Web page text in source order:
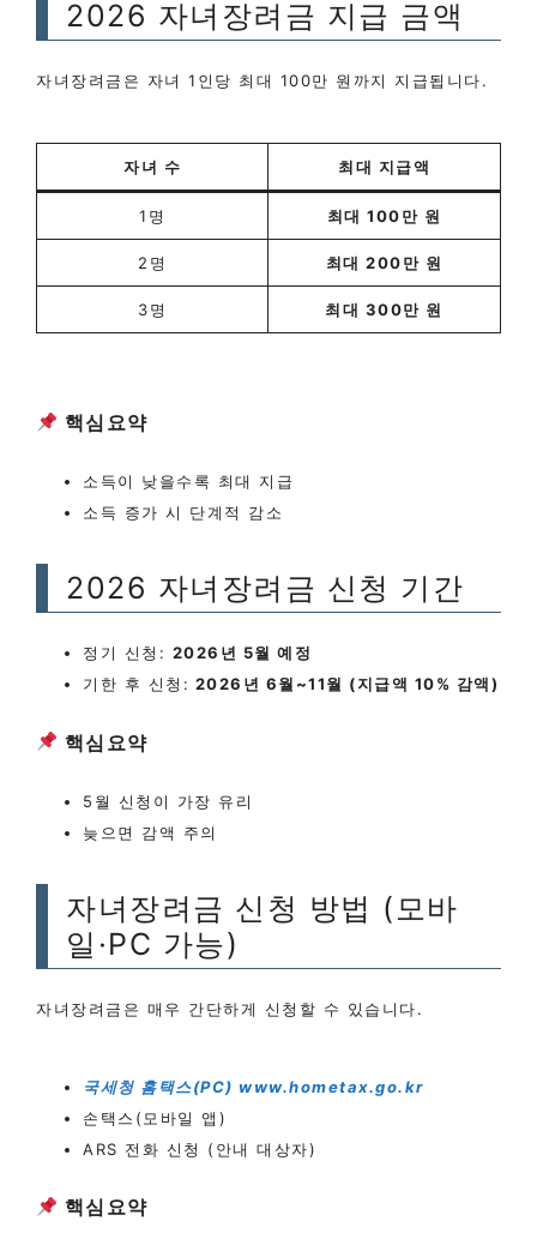
2026 자녀장려금 지급 금액
자녀장려금은 자녀 1인당 최대 100만 원까지 지급됩니다.
자녀 수 최대 지급액
1명 최대 100만 원
2명 최대 200만 원
3명 최대 300만 원
핵심요약
소득이 낮을수록 최대 지급
소득 증가 시 단계적 감소
2026 자녀장려금 신청 기간
정기 신청: 2026년 5월 예정
기한 후 신청: 2026년 6월~11월 (지급액 10% 감액)
핵심요약
5월 신청이 가장 유리
늦으면 감액 주의
자녀장려금 신청 방법 (모바
일·PC 가능)
자녀장려금은 매우 간단하게 신청할 수 있습니다.
국세청 홈택스(PC) www.hometax.go.kr
손택스(모바일 앱)
ARS 전화 신청 (안내 대상자)
핵심요약